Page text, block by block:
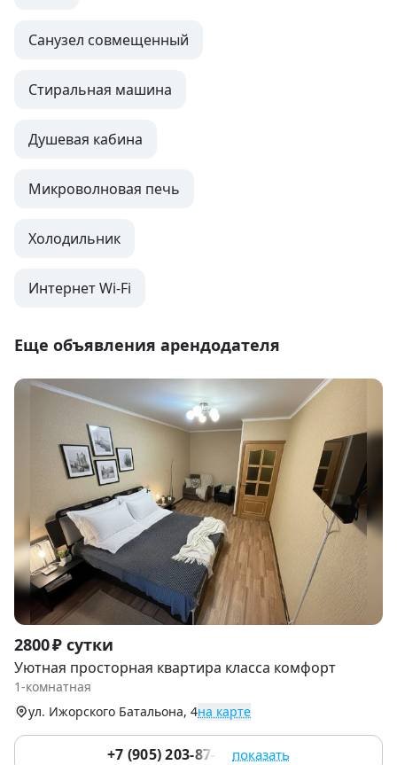
Санузел совмещенный
Стиральная машина
Душевая кабина
Микроволновая печь
Холодильник
Интернет Wi-Fi
Еще объявления арендодателя
Item
1
of
9
2800 ₽ сутки
Уютная просторная квартира класса комфорт
1-комнатная
ул. Ижорского Батальона, 4на карте
+7 (905) 203-87-77 показать